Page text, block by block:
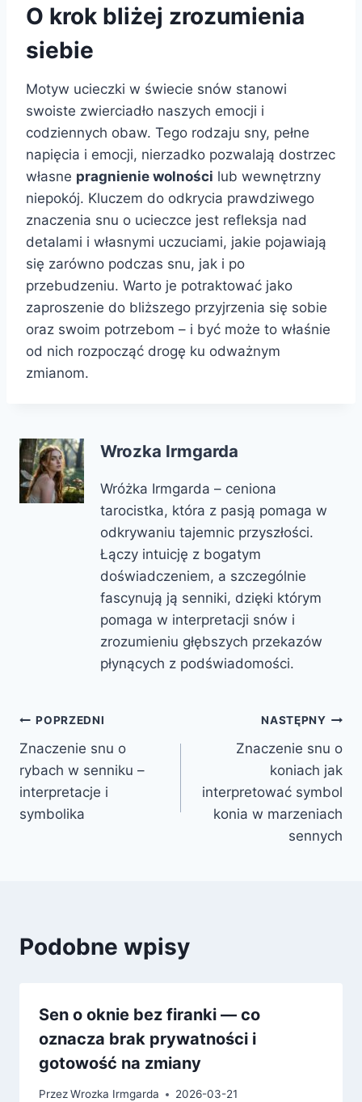
O krok bliżej zrozumienia
siebie
Motyw ucieczki w świecie snów stanowi
swoiste zwierciadło naszych emocji i
codziennych obaw. Tego rodzaju sny, pełne
napięcia i emocji, nierzadko pozwalają dostrzec
własne pragnienie wolności lub wewnętrzny
niepokój. Kluczem do odkrycia prawdziwego
znaczenia snu o ucieczce jest refleksja nad
detalami i własnymi uczuciami, jakie pojawiają
się zarówno podczas snu, jak i po
przebudzeniu. Warto je potraktować jako
zaproszenie do bliższego przyjrzenia się sobie
oraz swoim potrzebom – i być może to właśnie
od nich rozpocząć drogę ku odważnym
zmianom.
Wrozka Irmgarda
Wróżka Irmgarda – ceniona
tarocistka, która z pasją pomaga w
odkrywaniu tajemnic przyszłości.
Łączy intuicję z bogatym
doświadczeniem, a szczególnie
fascynują ją senniki, dzięki którym
pomaga w interpretacji snów i
zrozumieniu głębszych przekazów
płynących z podświadomości.
Nawigacja
wpisu
POPRZEDNI
Znaczenie snu o
rybach w senniku –
interpretacje i
symbolika
NASTĘPNY
Znaczenie snu o
koniach jak
interpretować symbol
konia w marzeniach
sennych
Podobne wpisy
Sen o oknie bez firanki — co
oznacza brak prywatności i
gotowość na zmiany
PrzezWrozka Irmgarda 2026-03-21